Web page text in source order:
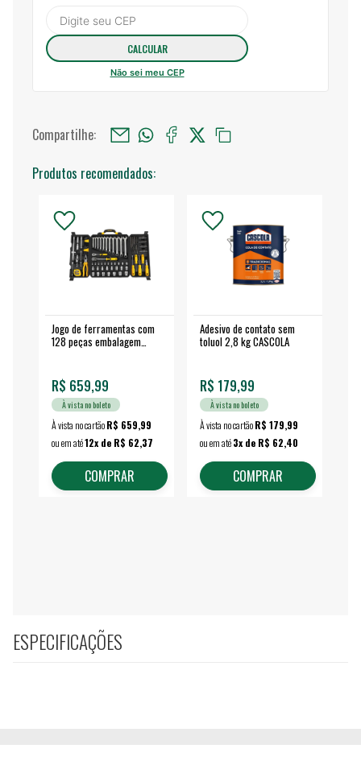
Não sei meu CEP
Compartilhe:
Produtos recomendados:
Jogo de ferramentas com
128 peças embalagem
R$ 659,99
À vista no boleto
À vista no cartãoR$ 659,99
ou em até12x de R$ 62,37
COMPRAR
Adesivo de contato sem
toluol 2,8 kg CASCOLA
R$ 179,99
À vista no boleto
À vista no cartãoR$ 179,99
ou em até3x de R$ 62,40
COMPRAR
ESPECIFICAÇÕES